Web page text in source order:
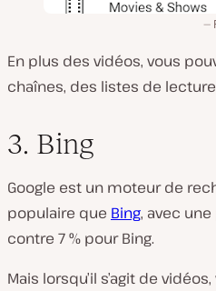
En plus des vidéos, vous
chaînes, des listes de
3. Bing
Google est un moteur de
populaire que Bing, avec
contre 7 % pour Bing.
Mais lorsqu’il s’agit de